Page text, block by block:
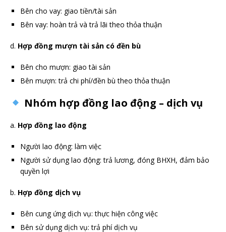
Bên cho vay: giao tiền/tài sản
Bên vay: hoàn trả và trả lãi theo thỏa thuận
d. Hợp đồng mượn tài sản có đền bù
Bên cho mượn: giao tài sản
Bên mượn: trả chi phí/đền bù theo thỏa thuận
Nhóm hợp đồng lao động – dịch vụ
a. Hợp đồng lao động
Người lao động: làm việc
Người sử dụng lao động: trả lương, đóng BHXH, đảm bảo
quyền lợi
b. Hợp đồng dịch vụ
Bên cung ứng dịch vụ: thực hiện công việc
Bên sử dụng dịch vụ: trả phí dịch vụ